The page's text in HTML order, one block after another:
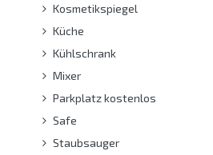
Kosmetikspiegel
Küche
Kühlschrank
Mixer
Parkplatz kostenlos
Safe
Staubsauger